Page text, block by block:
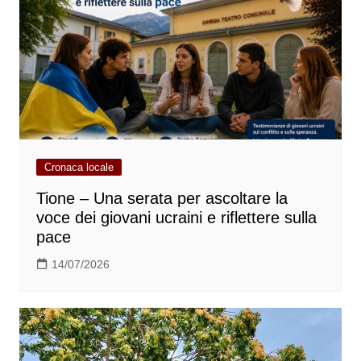
Cronaca locale
Tione – Una serata per ascoltare la
voce dei giovani ucraini e riflettere sulla
pace
14/07/2026